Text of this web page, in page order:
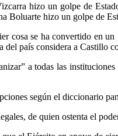
hizo un golpe de
Boluarte hizo un golpe de
cosa se ha convertido en
país considera a Castillo
a todas las
según el diccionario
de quien ostenta el